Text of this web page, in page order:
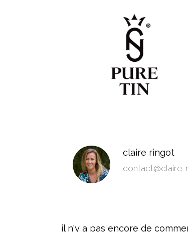
claire ringot
il n'y a pas encore de